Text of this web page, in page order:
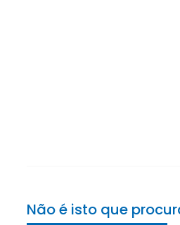
Não é isto que